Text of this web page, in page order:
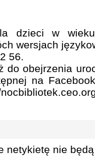
dzieci w
wersjach
56.
do obejrzenia
na
netykietę nie